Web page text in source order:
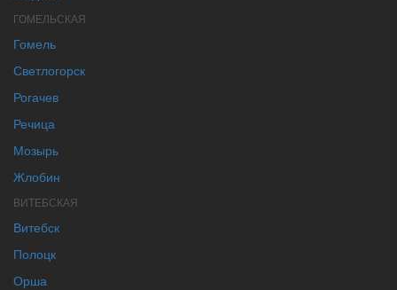
ГОМЕЛЬСКАЯ
Гомель
Светлогорск
Рогачев
Речица
Мозырь
Жлобин
ВИТЕБСКАЯ
Витебск
Полоцк
Орша